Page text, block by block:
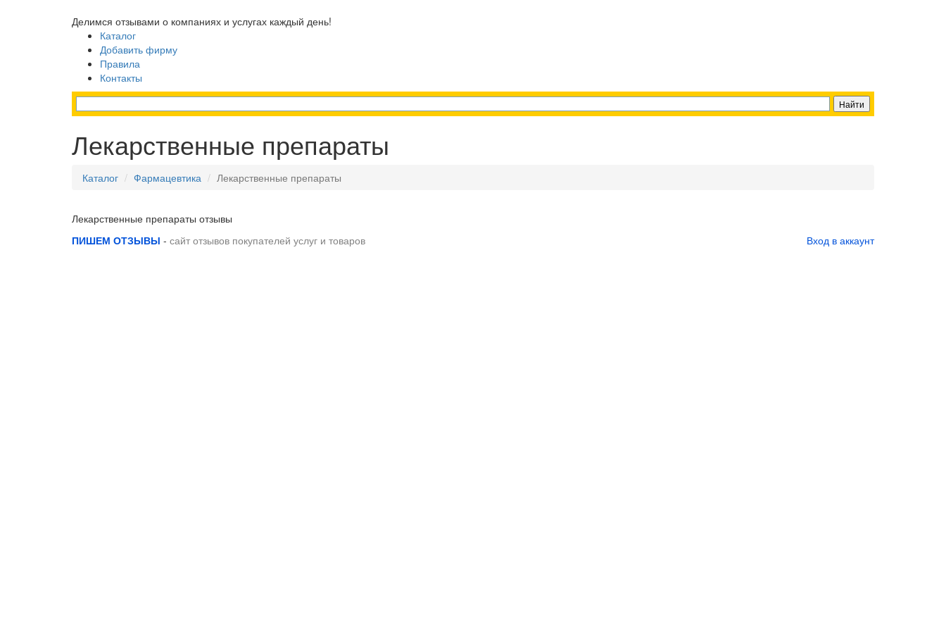
Делимся отзывами о компаниях и услугах каждый день!
Каталог
Добавить фирму
Правила
Контакты
Лекарственные препараты
Каталог Фармацевтика Лекарственные препараты
Лекарственные препараты отзывы
ПИШЕМ ОТЗЫВЫ - сайт отзывов покупателей услуг и товаров Вход в аккаунт